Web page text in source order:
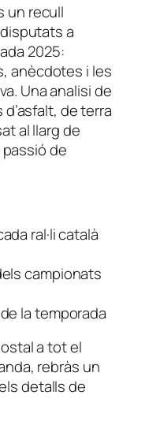
un recull
a
2025:
anècdotes i les
Una analisi de
de terra
al llarg de
passió de
ral·li català
campionats
la temporada
a tot el
rebràs un
detalls de